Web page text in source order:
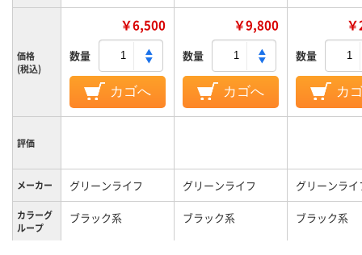
価格
(税込)
￥6,500
数量
カゴへ
￥9,800
数量
カゴへ
数量
カ
評価
メーカー グリーンライフ グリーンライフ グリーンライ
カラーグ
ループ
ブラック系 ブラック系 ブラック系